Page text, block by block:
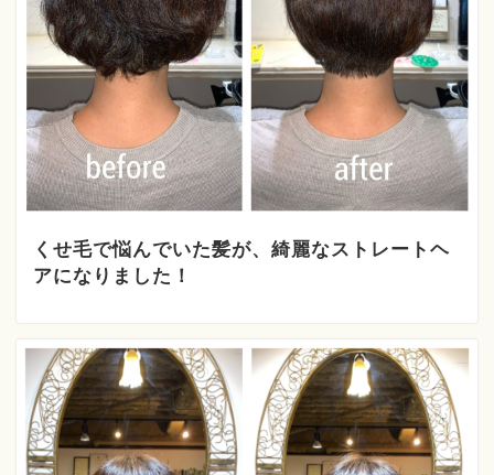
くせ毛で悩んでいた髪が、綺麗なストレートヘ
アになりました！